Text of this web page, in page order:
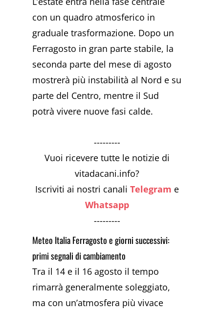
con un quadro atmosferico in
graduale trasformazione. Dopo un
Ferragosto in gran parte stabile, la
seconda parte del mese di agosto
mostrerà più instabilità al Nord e su
parte del Centro, mentre il Sud
potrà vivere nuove fasi calde.
---------
Vuoi ricevere tutte le notizie di
vitadacani.info?
Iscriviti ai nostri canaliTelegram e
Whatsapp
---------
Meteo Italia Ferragosto e giorni successivi:
primi segnali di cambiamento
Tra il 14 e il 16 agosto il tempo
rimarrà generalmente soleggiato,
ma con un’atmosfera più vivace